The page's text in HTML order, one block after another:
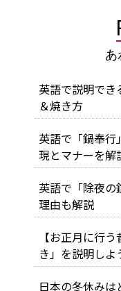
あ
英語で説明で
＆焼き方
英語で「鍋奉行
現とマナーを解
英語で「除夜
理由も解説
【お正月に行
き」を説明しよ
日本の冬休み